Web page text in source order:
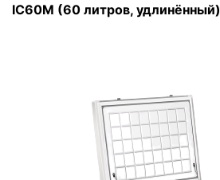
IC60M (60 литров, удлинённый)